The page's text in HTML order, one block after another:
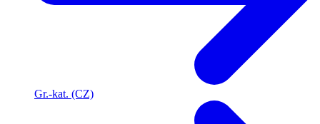
Gr.-kat. (CZ)